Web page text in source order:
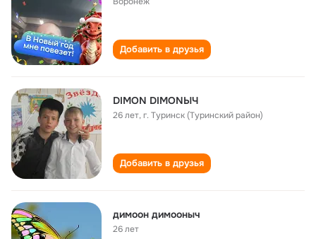
Добавить в друзья
DIMON DIMONЫЧ
26 лет,г. Туринск (Туринский район)
Добавить в друзья
димоон димооныч
26 лет